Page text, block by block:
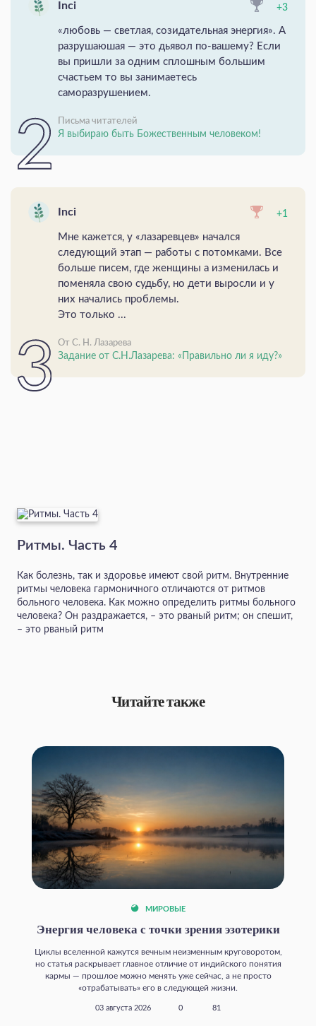
Inci +3
«любовь — светлая, созидательная энергия». А
разрушаюшая — это дьявол по-вашему? Если
вы пришли за одним сплошным большим
счастьем то вы занимаетесь
саморазрушением.
Письма читателей
Я выбираю быть Божественным человеком!
Inci +1
Мне кажется, у «лазаревцев» начался
следующий этап — работы с потомками. Все
больше писем, где женщины а изменилась и
поменяла свою судьбу, но дети выросли и у
них начались проблемы.
Это только ...
От С. Н. Лазарева
Задание от С.Н.Лазарева: «Правильно ли я иду?»
Ритмы. Часть 4
Как болезнь, так и здоровье имеют свой ритм. Внутренние
ритмы человека гармоничного отличаются от ритмов
больного человека. Как можно определить ритмы больного
человека? Он раздражается, – это рваный ритм; он спешит,
– это рваный ритм
Читайте также
МИРОВЫЕ
Энергия человека с точки зрения эзотерики
Циклы вселенной кажутся вечным неизменным круговоротом,
но статья раскрывает главное отличие от индийского понятия
кармы — прошлое можно менять уже сейчас, а не просто
«отрабатывать» его в следующей жизни.
03 августа 2026 0 81